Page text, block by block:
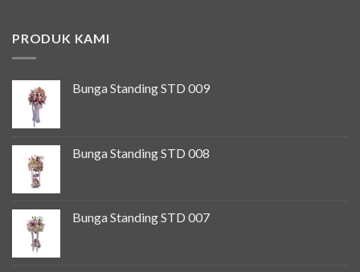
PRODUK KAMI
Bunga Standing STD 009
Bunga Standing STD 008
Bunga Standing STD 007